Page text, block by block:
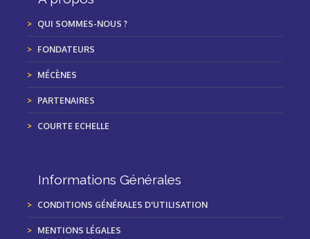
QUI SOMMES-NOUS ?
FONDATEURS
MÉCÈNES
PARTENAIRES
COURTE ECHELLE
Informations Générales
CONDITIONS GÉNÉRALES D'UTILISATION
MENTIONS LÉGALES